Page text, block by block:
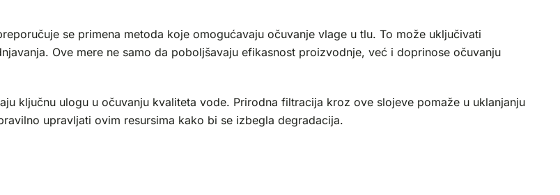
se primena metoda koje omogućavaju očuvanje vlage u tlu. To može uključivati
Ove mere ne samo da poboljšavaju efikasnost proizvodnje, već i doprinose očuvanju
ključnu ulogu u očuvanju kvaliteta vode. Prirodna filtracija kroz ove slojeve pomaže u uklanjanju
upravljati ovim resursima kako bi se izbegla degradacija.